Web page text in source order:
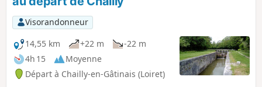
vous trouvez en sous-bois.
Visorandonneur
14,55 km
+22 m
-22 m
4h 15
Moyenne
Départ à Chailly-en-Gâtinais (Loiret)